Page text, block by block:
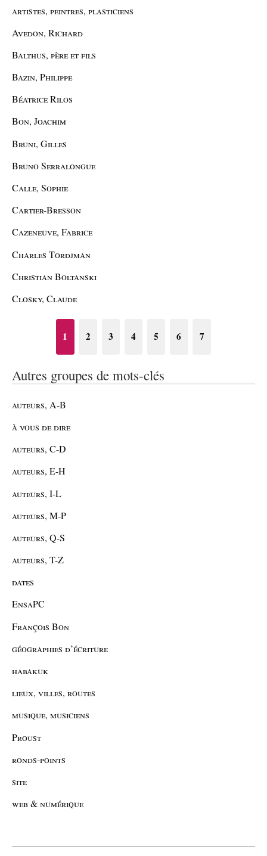
artistes, peintres, plasticiens
Avedon, Richard
Balthus, père et fils
Bazin, Philippe
Béatrice Rilos
Bon, Joachim
Bruni, Gilles
Bruno Serralongue
Calle, Sophie
Cartier-Bresson
Cazeneuve, Fabrice
Charles Tordjman
Christian Boltanski
Closky, Claude
1 2 3 4 5 6 7
Autres groupes de mots-clés
auteurs, A-B
à vous de dire
auteurs, C-D
auteurs, E-H
auteurs, I-L
auteurs, M-P
auteurs, Q-S
auteurs, T-Z
dates
EnsaPC
François Bon
géographies d’écriture
habakuk
lieux, villes, routes
musique, musiciens
Proust
ronds-points
site
web & numérique